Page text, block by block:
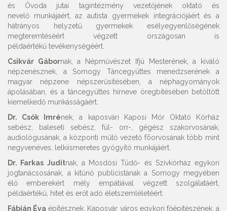
és Óvoda jutai tagintézmény vezetőjének oktató és
nevelő munkájáért, az autista gyermekek integrációjáért és a
hátrányos helyzetű gyermekek esélyegyenlőségének
megteremtéséért végzett országosan is
példaértékű tevékenységéért.
Csikvár Gábornak, a Népművészet Ifjú Mesterének, a kiváló
népzenésznek, a Somogy Táncegyüttes menedzserének a
magyar népzene népszerűsítésében, a néphagyományok
ápolásában, és a táncegyüttes hírneve öregbítésében betöltött
kiemelkedő munkásságáért.
Dr. Csók Imrének, a kaposvári Kaposi Mór Oktató Kórház
sebész, baleseti sebész, fül- orr-, gégész szakorvosának,
audiológusának, a központi műtő vezető fõorvosának több mint
negyvenéves, lelkiismeretes gyógyító munkájáért.
Dr. Farkas Juditnak, a Mosdósi Tüdő- és Szívkórház egykori
jogtanácsosának, a kitűnő publicistának a Somogy megyében
élő emberekért mély empátiával végzett szolgálatáért,
példaértékű, hitet és erőt adó életszemléletéért.
Fábián Éva építésznek, Kaposvár város egykori főépítészének, a